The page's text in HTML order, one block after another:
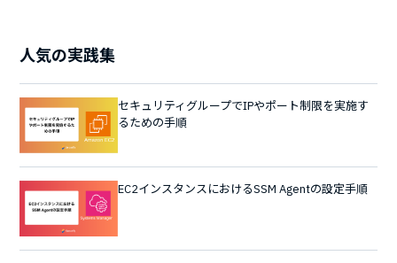
人気の実践集
セキュリティグループでIPやポート制限を実施す
るための手順
EC2インスタンスにおけるSSM Agentの設定手順